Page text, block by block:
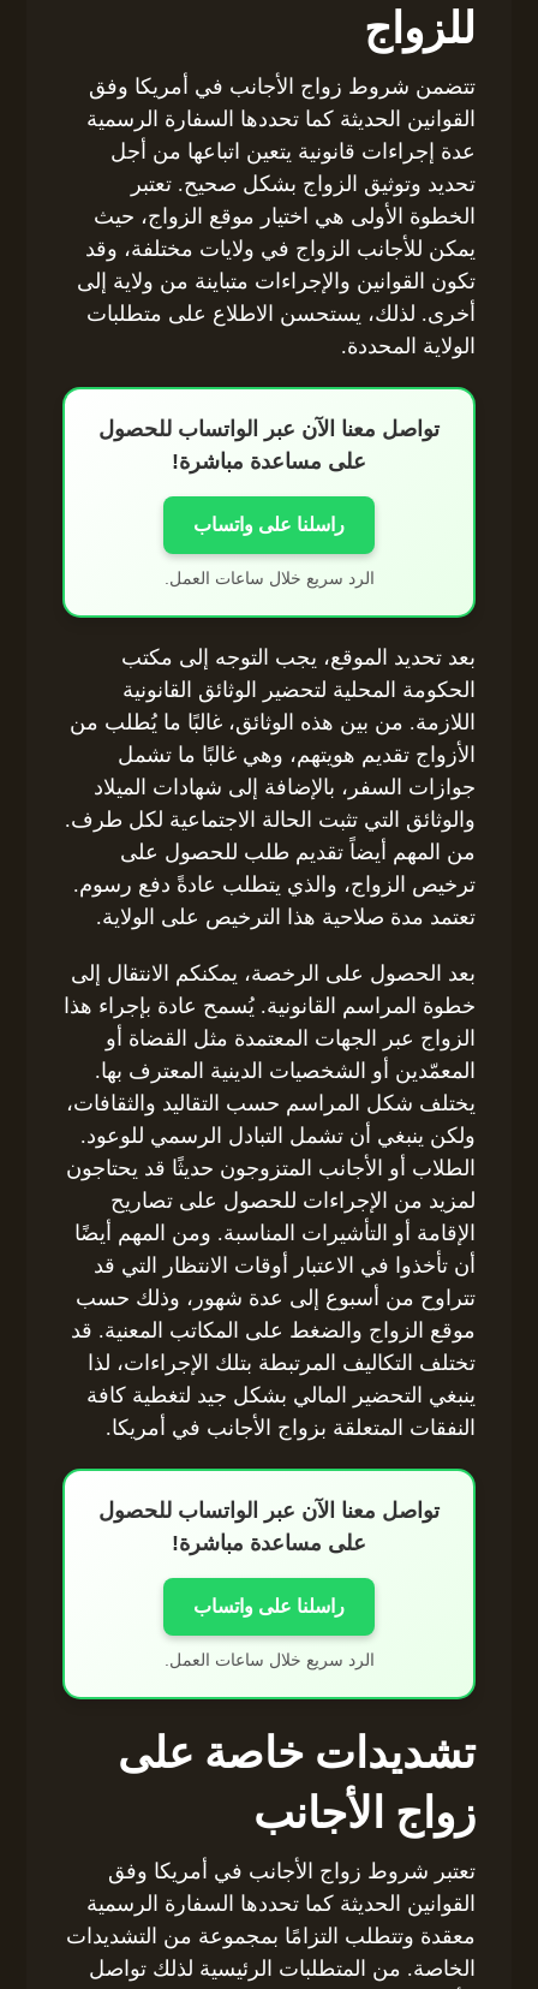
للزواج
تتضمن شروط زواج الأجانب في أمريكا وفق
القوانين الحديثة كما تحددها السفارة الرسمية
عدة إجراءات قانونية يتعين اتباعها من أجل
تحديد وتوثيق الزواج بشكل صحيح. تعتبر
الخطوة الأولى هي اختيار موقع الزواج، حيث
يمكن للأجانب الزواج في ولايات مختلفة، وقد
تكون القوانين والإجراءات متباينة من ولاية إلى
أخرى. لذلك، يستحسن الاطلاع على متطلبات
الولاية المحددة.
تواصل معنا الآن عبر الواتساب للحصول
على مساعدة مباشرة!
راسلنا على واتساب
الرد سريع خلال ساعات العمل.
بعد تحديد الموقع، يجب التوجه إلى مكتب
الحكومة المحلية لتحضير الوثائق القانونية
اللازمة. من بين هذه الوثائق، غالبًا ما يُطلب من
الأزواج تقديم هويتهم، وهي غالبًا ما تشمل
جوازات السفر، بالإضافة إلى شهادات الميلاد
والوثائق التي تثبت الحالة الاجتماعية لكل طرف.
من المهم أيضاً تقديم طلب للحصول على
ترخيص الزواج، والذي يتطلب عادةً دفع رسوم.
تعتمد مدة صلاحية هذا الترخيص على الولاية.
بعد الحصول على الرخصة، يمكنكم الانتقال إلى
خطوة المراسم القانونية. يُسمح عادة بإجراء هذا
الزواج عبر الجهات المعتمدة مثل القضاة أو
المعمّدين أو الشخصيات الدينية المعترف بها.
يختلف شكل المراسم حسب التقاليد والثقافات،
ولكن ينبغي أن تشمل التبادل الرسمي للوعود.
الطلاب أو الأجانب المتزوجون حديثًا قد يحتاجون
لمزيد من الإجراءات للحصول على تصاريح
الإقامة أو التأشيرات المناسبة. ومن المهم أيضًا
أن تأخذوا في الاعتبار أوقات الانتظار التي قد
تتراوح من أسبوع إلى عدة شهور، وذلك حسب
موقع الزواج والضغط على المكاتب المعنية. قد
تختلف التكاليف المرتبطة بتلك الإجراءات، لذا
ينبغي التحضير المالي بشكل جيد لتغطية كافة
النفقات المتعلقة بزواج الأجانب في أمريكا.
تواصل معنا الآن عبر الواتساب للحصول
على مساعدة مباشرة!
راسلنا على واتساب
الرد سريع خلال ساعات العمل.
تشديدات خاصة على
زواج الأجانب
تعتبر شروط زواج الأجانب في أمريكا وفق
القوانين الحديثة كما تحددها السفارة الرسمية
معقدة وتتطلب التزامًا بمجموعة من التشديدات
الخاصة. من المتطلبات الرئيسية لذلك تواصل